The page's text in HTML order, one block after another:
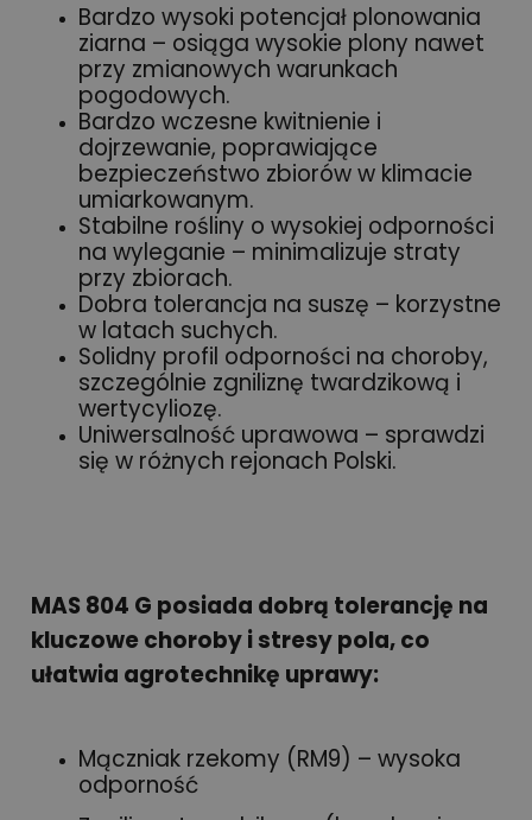
Bardzo wysoki potencjał plonowania
ziarna – osiąga wysokie plony nawet
przy zmianowych warunkach
pogodowych.
Bardzo wczesne kwitnienie i
dojrzewanie, poprawiające
bezpieczeństwo zbiorów w klimacie
umiarkowanym.
Stabilne rośliny o wysokiej odporności
na wyleganie – minimalizuje straty
przy zbiorach.
Dobra tolerancja na suszę – korzystne
w latach suchych.
Solidny profil odporności na choroby,
szczególnie zgniliznę twardzikową i
wertycyliozę.
Uniwersalność uprawowa – sprawdzi
się w różnych rejonach Polski.
MAS 804 G posiada dobrą tolerancję na
kluczowe choroby i stresy pola, co
ułatwia agrotechnikę uprawy:
Mączniak rzekomy (RM9) – wysoka
odporność